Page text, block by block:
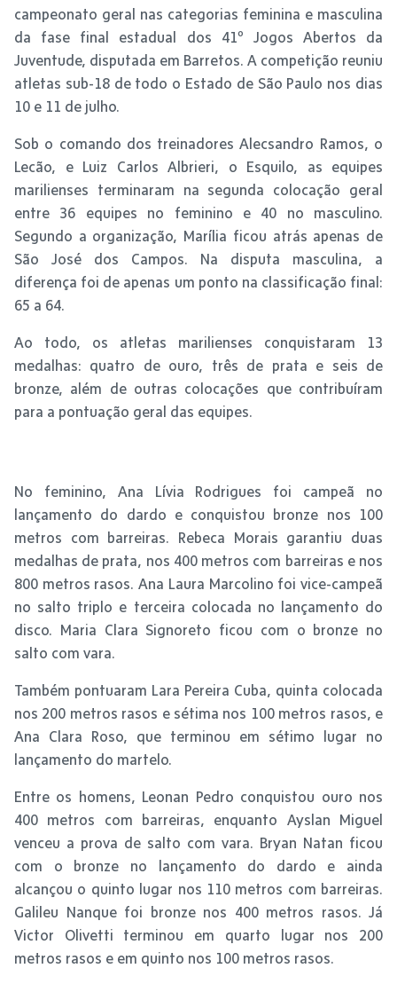
campeonato geral nas categorias feminina e masculina
da fase final estadual dos 41º Jogos Abertos da
Juventude, disputada em Barretos. A competição reuniu
atletas sub-18 de todo o Estado de São Paulo nos dias
10 e 11 de julho.
Sob o comando dos treinadores Alecsandro Ramos, o
Lecão, e Luiz Carlos Albrieri, o Esquilo, as equipes
marilienses terminaram na segunda colocação geral
entre 36 equipes no feminino e 40 no masculino.
Segundo a organização, Marília ficou atrás apenas de
São José dos Campos. Na disputa masculina, a
diferença foi de apenas um ponto na classificação final:
65 a 64.
Ao todo, os atletas marilienses conquistaram 13
medalhas: quatro de ouro, três de prata e seis de
bronze, além de outras colocações que contribuíram
para a pontuação geral das equipes.
No feminino, Ana Lívia Rodrigues foi campeã no
lançamento do dardo e conquistou bronze nos 100
metros com barreiras. Rebeca Morais garantiu duas
medalhas de prata, nos 400 metros com barreiras e nos
800 metros rasos. Ana Laura Marcolino foi vice-campeã
no salto triplo e terceira colocada no lançamento do
disco. Maria Clara Signoreto ficou com o bronze no
salto com vara.
Também pontuaram Lara Pereira Cuba, quinta colocada
nos 200 metros rasos e sétima nos 100 metros rasos, e
Ana Clara Roso, que terminou em sétimo lugar no
lançamento do martelo.
Entre os homens, Leonan Pedro conquistou ouro nos
400 metros com barreiras, enquanto Ayslan Miguel
venceu a prova de salto com vara. Bryan Natan ficou
com o bronze no lançamento do dardo e ainda
alcançou o quinto lugar nos 110 metros com barreiras.
Galileu Nanque foi bronze nos 400 metros rasos. Já
Victor Olivetti terminou em quarto lugar nos 200
metros rasos e em quinto nos 100 metros rasos.